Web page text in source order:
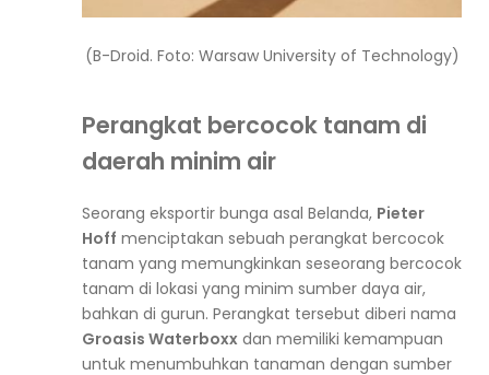
(B-Droid. Foto: Warsaw University of Technology)
Perangkat bercocok tanam di
daerah minim air
Seorang eksportir bunga asal Belanda, Pieter
Hoff menciptakan sebuah perangkat bercocok
tanam yang memungkinkan seseorang bercocok
tanam di lokasi yang minim sumber daya air,
bahkan di gurun. Perangkat tersebut diberi nama
Groasis Waterboxx dan memiliki kemampuan
untuk menumbuhkan tanaman dengan sumber